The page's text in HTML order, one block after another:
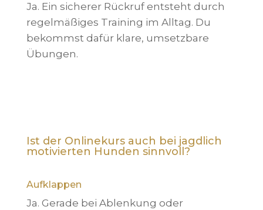
Ja. Ein sicherer Rückruf entsteht durch
regelmäßiges Training im Alltag. Du
bekommst dafür klare, umsetzbare
Übungen.
Ist der Onlinekurs auch bei jagdlich
motivierten Hunden sinnvoll?
Aufklappen
Ja. Gerade bei Ablenkung oder